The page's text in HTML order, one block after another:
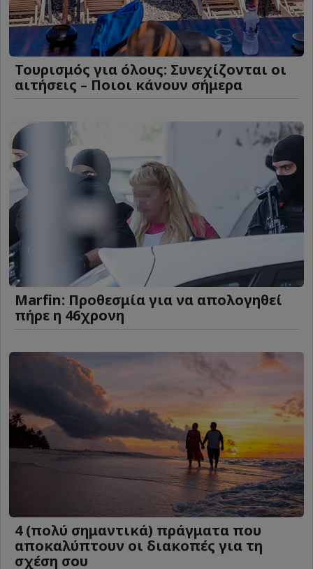
Τουρισμός για όλους: Συνεχίζονται οι
αιτήσεις – Ποιοι κάνουν σήμερα
Marfin: Προθεσμία για να απολογηθεί
πήρε η 46χρονη
4 (πολύ σημαντικά) πράγματα που
αποκαλύπτουν οι διακοπές για τη
σχέση σου